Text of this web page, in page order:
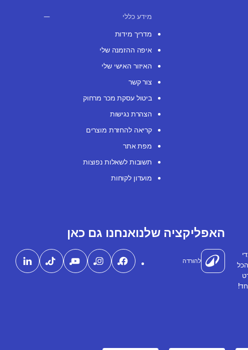
מידע כללי
מדריך מידות
איפה ההזמנה שלי
האיזור האישי שלי
צור קשר
ביטול עסקת מכר מרחוק
הצהרת נגישות
קריאה להחזרת מוצרים
מפת אתר
תשובות לשאלות נפוצות
מועדון לקוחות
האפליקציה שלנו
להורדה
אנחנו גם כאן